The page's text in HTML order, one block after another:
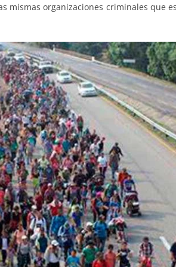
mismas organizaciones criminales que